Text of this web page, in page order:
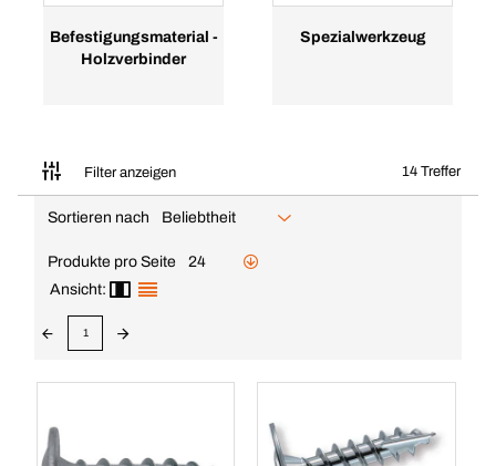
Befestigungsmaterial -
Holzverbinder
Spezialwerkzeug
Filter anzeigen 14 Treffer
Sortieren nach Beliebtheit
Produkte pro Seite
24
Ansicht:
1